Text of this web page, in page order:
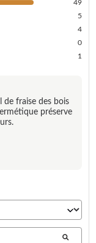
49
5
4
0
1
de fraise des bois
préserve